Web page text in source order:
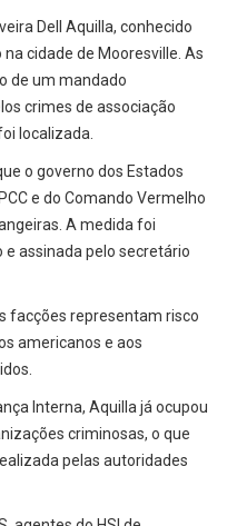
Dell Aquilla, conhecido
cidade de Mooresville. As
de um mandado
crimes de associação
localizada.
o governo dos Estados
e do Comando Vermelho
A medida foi
e assinada pelo secretário
facções representam risco
americanos e aos
Interna, Aquilla já ocupou
criminosas, o que
pelas autoridades